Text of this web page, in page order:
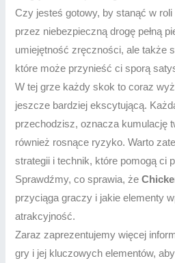
Czy jesteś gotowy, by stanąć w
przez niebezpieczną drogę pełną
umiejętność zręczności, ale także
które może przynieść ci sporą
W tej grze każdy skok to coraz
jeszcze bardziej ekscytującą.
przechodzisz, oznacza kumulację
również rosnące ryzyko. Warto
strategii i technik, które pomogą ci
Sprawdźmy, co sprawia, że
przyciąga graczy i jakie elementy
atrakcyjność.
Zaraz zaprezentujemy więcej
gry i jej kluczowych elementów,